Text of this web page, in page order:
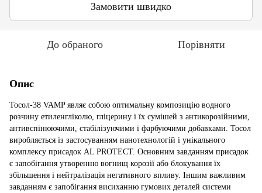
Замовити швидко
До обраного Порівняти
Опис
Тосол-38 VAMP являє собою оптимальну композицію водного
розчину етиленгліколю, гліцерину і їх сумішей з антикорозійними,
антивспінюючими, стабілізуючими і фарбуючими добавками. Тосол
виробляється із застосуванням нанотехнологій і унікального
комплексу присадок AL PROTECT. Основним завданням присадок
є запобігання утворенню вогнищ корозії або блокування їх
збільшення і нейтралізація негативного впливу. Іншим важливим
завданням є запобігання висиханню гумових деталей системи